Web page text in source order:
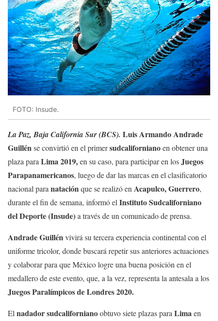
FOTO: Insude.
La Paz, Baja California Sur (BCS). Luis Armando Andrade
Guillénse convirtió en el primersudcalifornianoen obtener una
plaza para Lima 2019,en su caso, para participar en losJuegos
Parapanamericanos, luego de dar las marcas en el clasificatorio
nacional para nataciónque se realizó en Acapulco, Guerrero,
durante el fin de semana, informó el Instituto Sudcaliforniano
del Deporte (Insude)a través de un comunicado de prensa.
Andrade Guillénvivirá su tercera experiencia continental con el
uniforme tricolor, donde buscará repetir sus anteriores actuaciones
y colaborar para que México logre una buena posición en el
medallero de este evento, que, a la vez, representa la antesala a los
Juegos Paralímpicos de Londres 2020.
El nadador sudcalifornianoobtuvo siete plazas para Limaen